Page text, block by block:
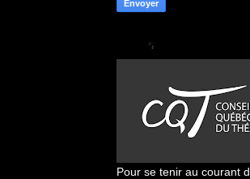
Pour se tenir au courant